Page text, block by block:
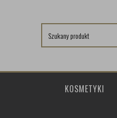
KOSMETYKI